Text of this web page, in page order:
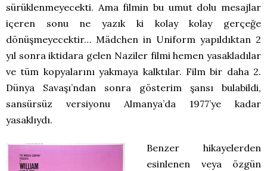
sürüklenmeyecekti. Ama filmin bu umut dolu mesajlar
içeren sonu ne yazık ki kolay kolay gerçeğe
dönüşmeyecektir… Mädchen in Uniform yapıldıktan 2
yıl sonra iktidara gelen Naziler filmi hemen yasakladılar
ve tüm kopyalarını yakmaya kalktılar. Film bir daha 2.
Dünya Savaşı’ndan sonra gösterim şansı bulabildi,
sansürsüz versiyonu Almanya’da 1977’ye kadar
yasaklıydı.
Benzer hikayelerden
esinlenen veya özgün